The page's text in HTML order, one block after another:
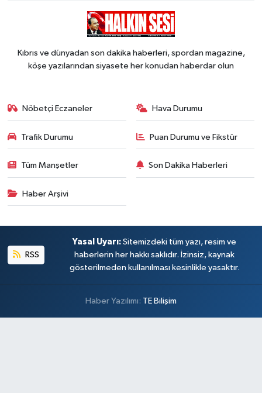
Kıbrıs ve dünyadan son dakika haberleri, spordan magazine,
köşe yazılarından siyasete her konudan haberdar olun
Nöbetçi Eczaneler Hava Durumu
Trafik Durumu Puan Durumu ve Fikstür
Tüm Manşetler Son Dakika Haberleri
Haber Arşivi
RSS
Yasal Uyarı: Sitemizdeki tüm yazı, resim ve
haberlerin her hakkı saklıdır. İzinsiz, kaynak
gösterilmeden kullanılması kesinlikle yasaktır.
Haber Yazılımı: TE Bilişim